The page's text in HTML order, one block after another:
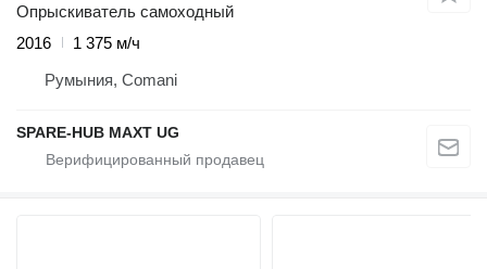
Опрыскиватель самоходный
2016
1 375 м/ч
Румыния, Comani
SPARE-HUB MAXT UG